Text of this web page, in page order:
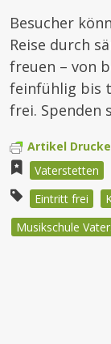
Besucher
Reise durch
freuen – von
feinfühlig bis
frei. Spenden
Artikel
Vaterstetten
Eintritt frei
Musikschule